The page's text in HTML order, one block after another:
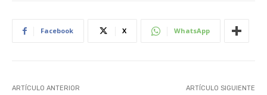
Facebook X WhatsApp
ARTÍCULO ANTERIOR ARTÍCULO SIGUIENTE